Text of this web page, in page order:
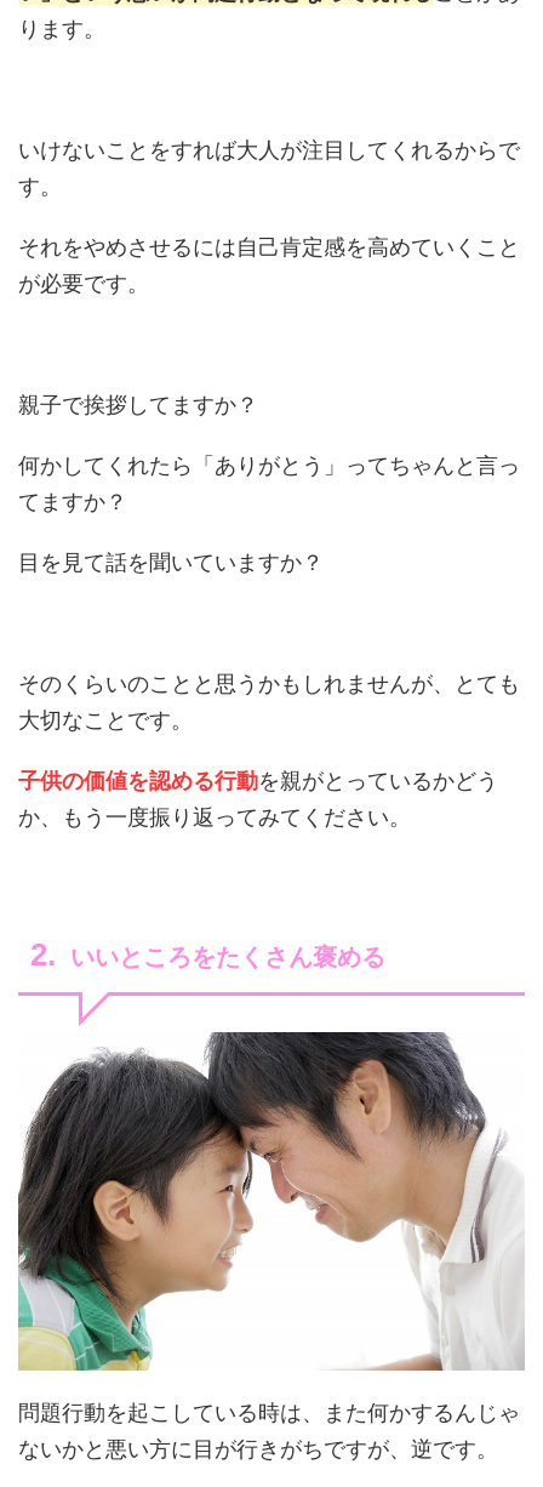
ります。
いけないことをすれば大人が注目してくれるからで
す。
それをやめさせるには自己肯定感を高めていくこと
が必要です。
親子で挨拶してますか？
何かしてくれたら「ありがとう」ってちゃんと言っ
てますか？
目を見て話を聞いていますか？
そのくらいのことと思うかもしれませんが、とても
大切なことです。
子供の価値を認める行動を親がとっているかどう
か、もう一度振り返ってみてください。
いいところをたくさん褒める
問題行動を起こしている時は、また何かするんじゃ
ないかと悪い方に目が行きがちですが、逆です。